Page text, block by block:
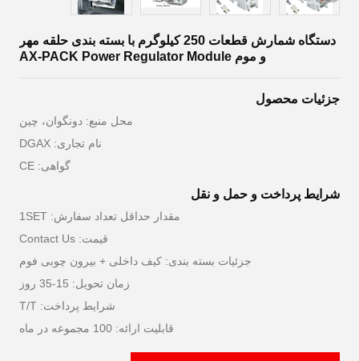
دستگاه شمارش قطعات 250 کیلوگرم با بسته بندی حلقه مهر
و موم AX-PACK Power Regulator Module
جزئیات محصول
محل منبع: دونگوان، چین
نام تجاری: DGAX
گواهی: CE
شرایط پرداخت و حمل و نقل
مقدار حداقل تعداد سفارش: 1SET
قیمت: Contact Us
جزئیات بسته بندی: کیف داخلی + بیرون چوبی فوم
زمان تحویل: 15-35 روز
شرایط پرداخت: T/T
قابلیت ارائه: 100 مجموعه در ماه